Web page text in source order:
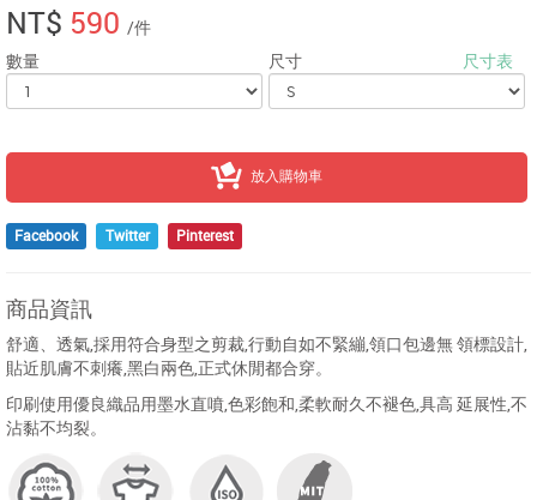
NT$ 590 /件
數量
尺寸 尺寸表
放入購物車
Facebook Twitter Pinterest
商品資訊
舒適、透氣,採用符合身型之剪裁,行動自如不緊繃,領口包邊無 領標設計,
貼近肌膚不刺癢,黑白兩色,正式休閒都合穿。
印刷使用優良織品用墨水直噴,色彩飽和,柔軟耐久不褪色,具高 延展性,不
沾黏不均裂。